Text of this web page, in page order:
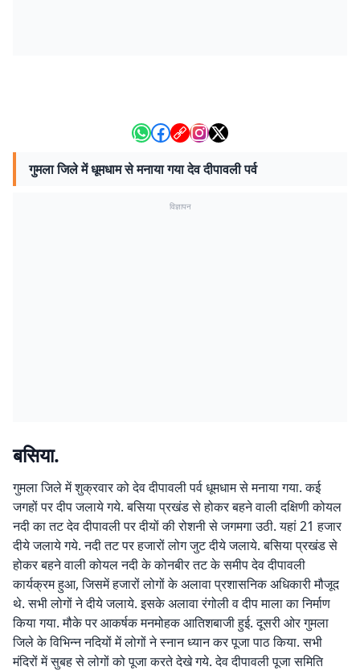
गुमला जिले में धूमधाम से मनाया गया देव दीपावली पर्व
विज्ञापन
बसिया.
गुमला जिले में शुक्रवार को देव दीपावली पर्व धूमधाम से मनाया गया. कई
जगहों पर दीप जलाये गये. बसिया प्रखंड से होकर बहने वाली दक्षिणी कोयल
नदी का तट देव दीपावली पर दीयों की रोशनी से जगमगा उठी. यहां 21 हजार
दीये जलाये गये. नदी तट पर हजारों लोग जुट दीये जलाये. बसिया प्रखंड से
होकर बहने वाली कोयल नदी के कोनबीर तट के समीप देव दीपावली
कार्यक्रम हुआ, जिसमें हजारों लोगों के अलावा प्रशासनिक अधिकारी मौजूद
थे. सभी लोगों ने दीये जलाये. इसके अलावा रंगोली व दीप माला का निर्माण
किया गया. मौके पर आकर्षक मनमोहक आतिशबाजी हुई. दूसरी ओर गुमला
जिले के विभिन्न नदियों में लोगों ने स्नान ध्यान कर पूजा पाठ किया. सभी
मंदिरों में सुबह से लोगों को पूजा करते देखे गये. देव दीपावली पूजा समिति